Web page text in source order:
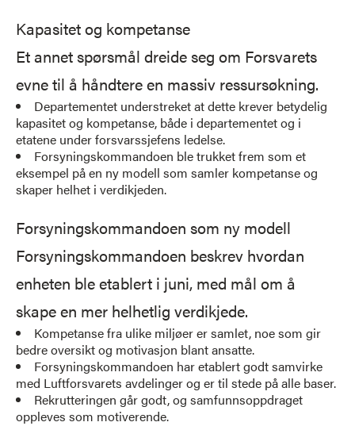
Kapasitet og kompetanse
Et annet spørsmål dreide seg om Forsvarets
evne til å håndtere en massiv ressursøkning.
Departementet understreket at dette krever betydelig
kapasitet og kompetanse, både i departementet og i
etatene under forsvarssjefens ledelse.
Forsyningskommandoen ble trukket frem som et
eksempel på en ny modell som samler kompetanse og
skaper helhet i verdikjeden.
Forsyningskommandoen som ny modell
Forsyningskommandoen beskrev hvordan
enheten ble etablert i juni, med mål om å
skape en mer helhetlig verdikjede.
Kompetanse fra ulike miljøer er samlet, noe som gir
bedre oversikt og motivasjon blant ansatte.
Forsyningskommandoen har etablert godt samvirke
med Luftforsvarets avdelinger og er til stede på alle baser.
Rekrutteringen går godt, og samfunnsoppdraget
oppleves som motiverende.